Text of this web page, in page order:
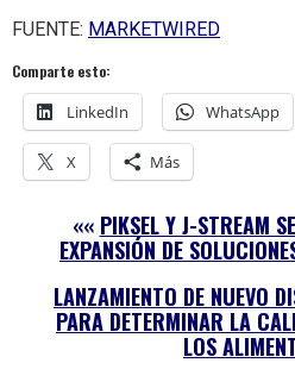
FUENTE: MARKETWIRED
Comparte esto:
LinkedIn WhatsApp
X Más
«« PIKSEL Y J-STREAM
EXPANSIÓN DE
LANZAMIENTO DE NUEVO
PARA DETERMINAR LA
LOS